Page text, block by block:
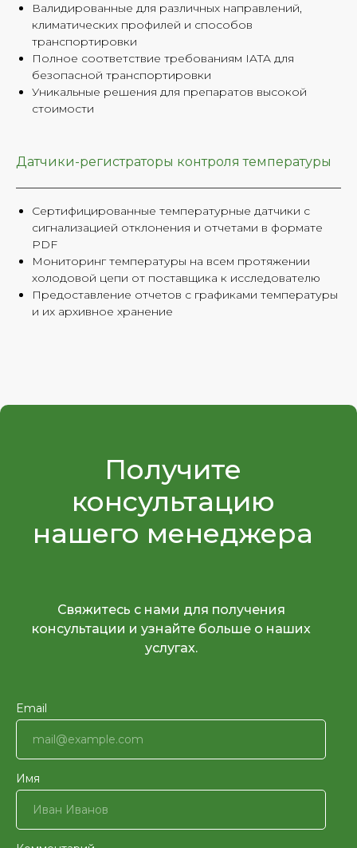
Валидированные для различных направлений,
климатических профилей и способов
транспортировки
Полное соответствие требованиям IATA для
безопасной транспортировки
Уникальные решения для препаратов высокой
стоимости
Датчики-регистраторы контроля температуры
Сертифицированные температурные датчики с
сигнализацией отклонения и отчетами в формате
PDF
Мониторинг температуры на всем протяжении
холодовой цепи от поставщика к исследователю
Предоставление отчетов с графиками температуры
и их архивное хранение
Получите
консультацию
нашего менеджера
Свяжитесь с нами для получения
консультации и узнайте больше о наших
услугах.
Email
Имя